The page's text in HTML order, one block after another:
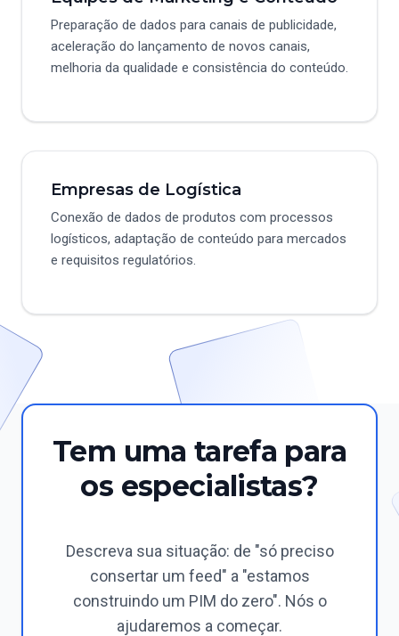
Preparação de dados para canais de publicidade,
aceleração do lançamento de novos canais,
melhoria da qualidade e consistência do conteúdo.
Empresas de Logística
Conexão de dados de produtos com processos
logísticos, adaptação de conteúdo para mercados
e requisitos regulatórios.
Tem uma tarefa para
os especialistas?
Descreva sua situação: de "só preciso
consertar um feed" a "estamos
construindo um PIM do zero". Nós o
ajudaremos a começar.